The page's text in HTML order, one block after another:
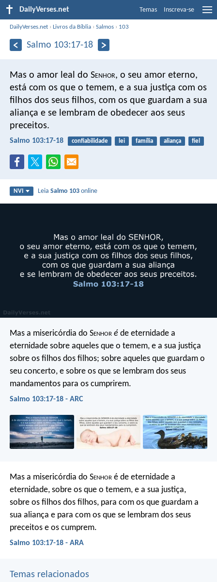
DailyVerses.net Temas Inscreva-se
DailyVerses.net ›Livros da Bíblia ›Salmos › 103
Salmo 103:17-18
Mas o amor leal do Senhor, o seu amor eterno,
está com os que o temem, e a sua justiça com os
filhos dos seus filhos, com os que guardam a sua
aliança e se lembram de obedecer aos seus
preceitos.
Salmo 103:17-18 confiabilidade lei família aliança fiel
NVI LeiaSalmo 103 online
Mas a misericórdia do Senhor é de eternidade a
eternidade sobre aqueles que o temem, e a sua justiça
sobre os filhos dos filhos; sobre aqueles que guardam o
seu concerto, e sobre os que se lembram dos seus
mandamentos para os cumprirem.
Salmo 103:17-18 - ARC
Mas a misericórdia do Senhor é de eternidade a
eternidade, sobre os que o temem, e a sua justiça,
sobre os filhos dos filhos, para com os que guardam a
sua aliança e para com os que se lembram dos seus
preceitos e os cumprem.
Salmo 103:17-18 - ARA
Temas relacionados